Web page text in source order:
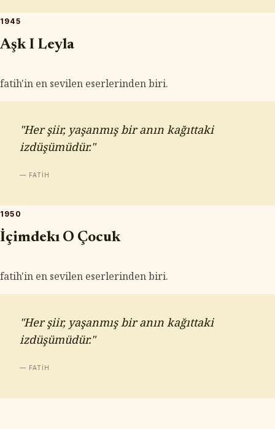
1945
Aşk I Leyla
fatih'in en sevilen eserlerinden biri.
"Her şiir, yaşanmış bir anın kağıttaki
izdüşümüdür."
— FATIH
1950
İçimdekı O Çocuk
fatih'in en sevilen eserlerinden biri.
"Her şiir, yaşanmış bir anın kağıttaki
izdüşümüdür."
— FATIH